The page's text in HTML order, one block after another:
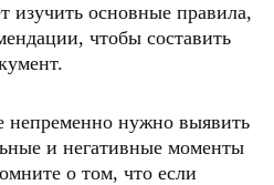
изучить основные правила,
чтобы составить
непременно нужно выявить
и негативные моменты
о том, что если